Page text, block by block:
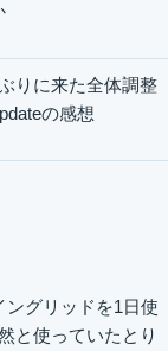
りに来た全体調整
の感想
ングリッドを1日使
と使っていたとり